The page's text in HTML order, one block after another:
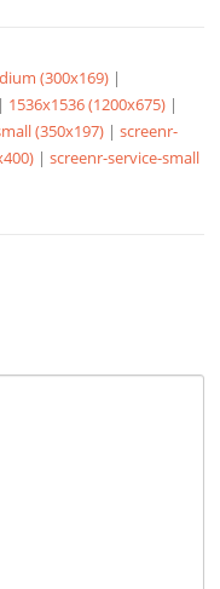
(300x169) |
| 1536x1536 (1200x675) |
(350x197) |screenr-
|screenr-service-small